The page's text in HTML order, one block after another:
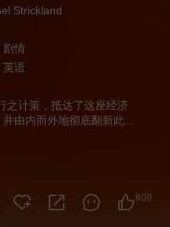
Strickland
剧情
英语
计策，抵达了这座经济
由内而外地彻底翻新此
809